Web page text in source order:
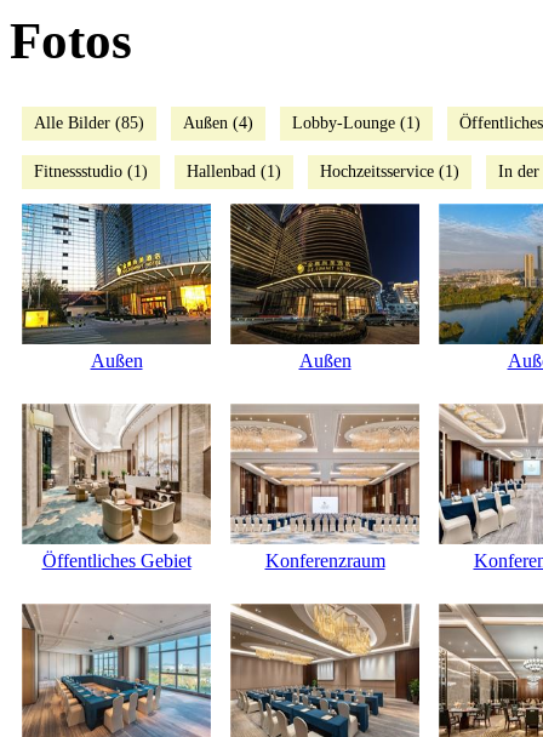
Fotos
Alle Bilder (85) Außen (4) Lobby-Lounge (1)
Fitnessstudio (1) Hallenbad (1) Hochzeitsservice (1) In der
Außen Außen
Öffentliches Gebiet Konferenzraum